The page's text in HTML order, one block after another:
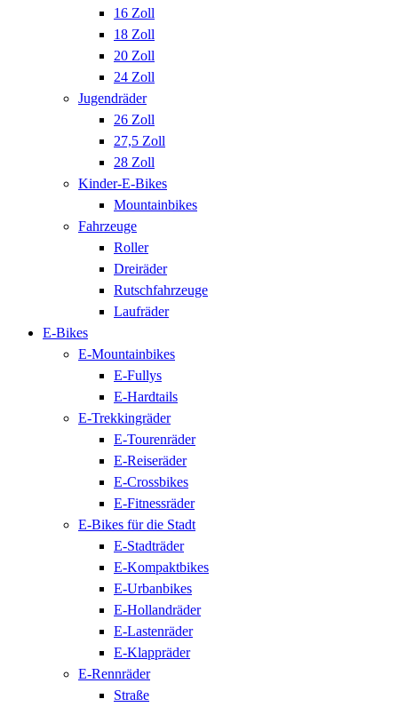
16 Zoll
18 Zoll
20 Zoll
24 Zoll
Jugendräder
26 Zoll
27,5 Zoll
28 Zoll
Kinder-E-Bikes
Mountainbikes
Fahrzeuge
Roller
Dreiräder
Rutschfahrzeuge
Laufräder
E-Bikes
E-Mountainbikes
E-Fullys
E-Hardtails
E-Trekkingräder
E-Tourenräder
E-Reiseräder
E-Crossbikes
E-Fitnessräder
E-Bikes für die Stadt
E-Stadträder
E-Kompaktbikes
E-Urbanbikes
E-Hollandräder
E-Lastenräder
E-Klappräder
E-Rennräder
Straße